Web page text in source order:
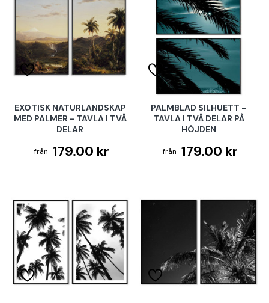
EXOTISK NATURLANDSKAP
MED PALMER - TAVLA I TVÅ
DELAR
179.00 kr
PALMBLAD SILHUETT -
TAVLA I TVÅ DELAR PÅ
HÖJDEN
179.00 kr